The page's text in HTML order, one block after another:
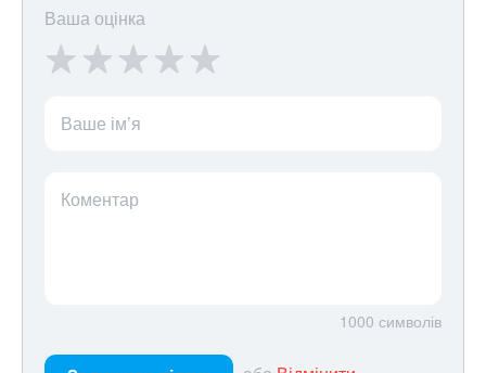
Ваша оцінка
Ваше ім’я
Коментар
1000 символів